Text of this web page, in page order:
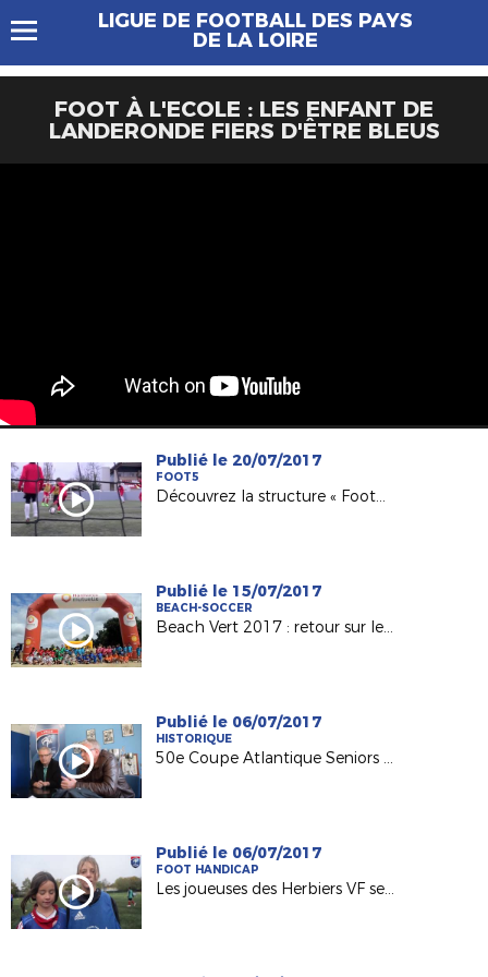
LIGUE DE FOOTBALL DES PAYS
DE LA LOIRE
FOOT À L'ECOLE : LES ENFANT DE
LANDERONDE FIERS D'ÊTRE BLEUS
Publié le 20/07/2017
FOOT5
Découvrez la structure « Foot5 Mobile FFF » !
Publié le 15/07/2017
BEACH-SOCCER
Beach Vert 2017 : retour sur les 4 étapes de la 1ère semaine !
Publié le 06/07/2017
HISTORIQUE
50e Coupe Atlantique Seniors : Retour sur la victoire de l'ASPTT Nantes en 1982
Publié le 06/07/2017
FOOT HANDICAP
Les joueuses des Herbiers VF sensibilisées au football adapté